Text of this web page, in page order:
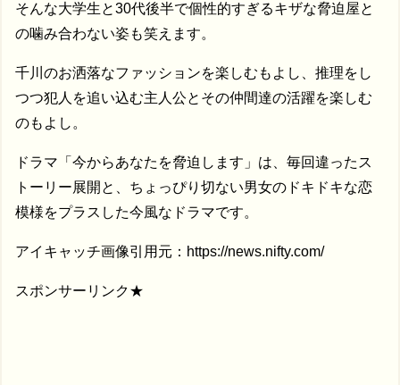
そんな大学生と30代後半で個性的すぎるキザな脅迫屋と
の噛み合わない姿も笑えます。
千川のお洒落なファッションを楽しむもよし、推理をし
つつ犯人を追い込む主人公とその仲間達の活躍を楽しむ
のもよし。
ドラマ「今からあなたを脅迫します」は、毎回違ったス
トーリー展開と、ちょっぴり切ない男女のドキドキな恋
模様をプラスした今風なドラマです。
アイキャッチ画像引用元：https://news.nifty.com/
スポンサーリンク★